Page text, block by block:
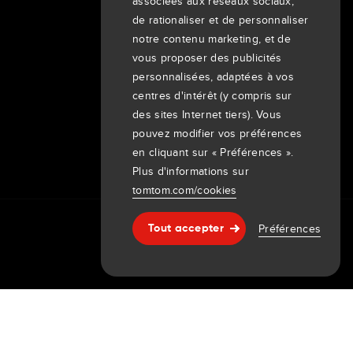
Aide & support
Clients
Newsroom
Événements
Communiqués de presse
Investisseurs
7th item
Routing
9th item of footer
de rationaliser et de personnaliser
notre contenu marketing, et de
vous proposer des publicités
personnalisées, adaptées à vos
centres d'intérêt (y compris sur
des sites Internet tiers). Vous
pouvez modifier vos préférences
en cliquant sur « Préférences ».
Plus d'informations sur
tomtom.com/cookies
Tout accepter Préférences